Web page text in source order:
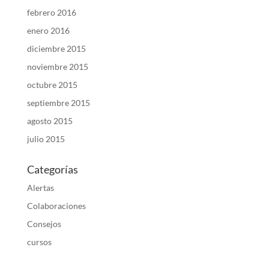
febrero 2016
enero 2016
diciembre 2015
noviembre 2015
octubre 2015
septiembre 2015
agosto 2015
julio 2015
Categorías
Alertas
Colaboraciones
Consejos
cursos